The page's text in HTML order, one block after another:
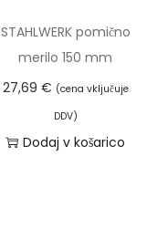
STAHLWERK pomično
merilo 150 mm
27,69 € (cena vključuje
DDV)
Dodaj v košarico